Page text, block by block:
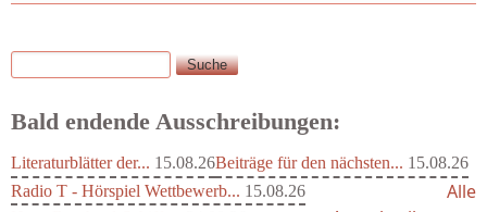
Suchformular
Suche
Bald endende Ausschreibungen:
Literaturblätter der... 15.08.26Beiträge für den nächsten... 15.08.26
Radio T - Hörspiel Wettbewerb... 15.08.26
Alle